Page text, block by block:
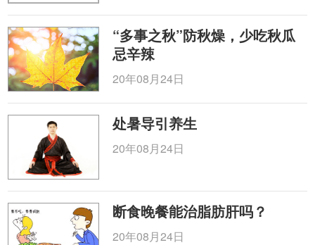
“多事之秋”防秋燥，少吃秋瓜
忌辛辣
20年08月24日
处暑导引养生
20年08月24日
断食晚餐能治脂肪肝吗？
20年08月24日